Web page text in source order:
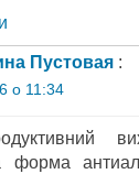
Пустовая :
о 11:34
форма